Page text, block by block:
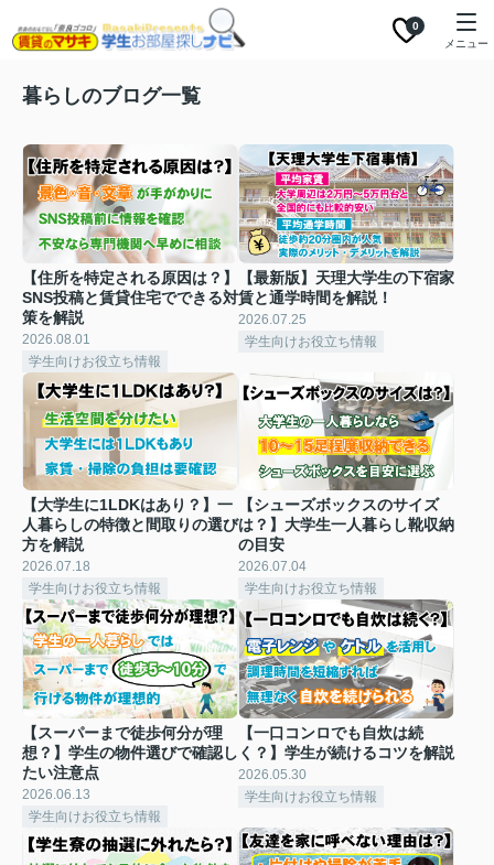
0
メニュー
暮らしのブログ一覧
【住所を特定される原因は？】
SNS投稿と賃貸住宅でできる対
策を解説
2026.08.01
学生向けお役立ち情報
【最新版】天理大学生の下宿家
賃と通学時間を解説！
2026.07.25
学生向けお役立ち情報
【大学生に1LDKはあり？】一
人暮らしの特徴と間取りの選び
方を解説
2026.07.18
学生向けお役立ち情報
【シューズボックスのサイズ
は？】大学生一人暮らし靴収納
の目安
2026.07.04
学生向けお役立ち情報
【スーパーまで徒歩何分が理
想？】学生の物件選びで確認し
たい注意点
2026.06.13
学生向けお役立ち情報
【一口コンロでも自炊は続
く？】学生が続けるコツを解説
2026.05.30
学生向けお役立ち情報